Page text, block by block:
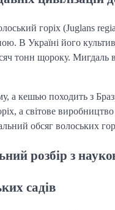
горіх (Juglans
В Україні його
тонн щороку. Мигдаль
а кешью походить з
а світове
обсяг волоських
розбір з
садів